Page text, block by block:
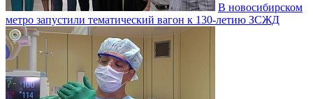
В новосибирском
метро запустили тематический вагон к 130-летию ЗСЖД